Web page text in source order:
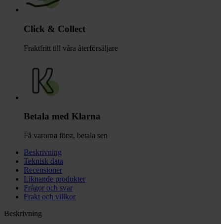
Click & Collect
Fraktfritt till våra återförsäljare
Betala med Klarna
Få varorna först, betala sen
Beskrivning
Teknisk data
Recensioner
Liknande produkter
Frågor och svar
Frakt och villkor
Beskrivning